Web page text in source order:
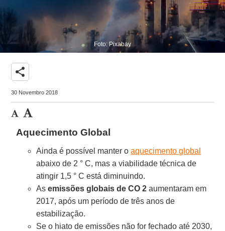
Foto: Pixabay
share
30 Novembro 2018
Aquecimento Global
Ainda é possível manter oaquecimento global
abaixo de 2 ° C, mas a viabilidade técnica de
atingir 1,5 ° C está diminuindo.
Asemissões globais de CO 2 aumentaram em
2017, após um período de três anos de
estabilização.
Se o hiato de emissões não for fechado até 2030,